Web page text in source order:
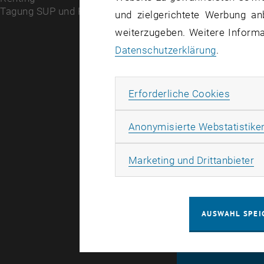
Tagung SUP und Raumplanung
Entlang
jährlich
fanden in
werden
© TU Wien#
und zielgerichtete Werbung
weiterzugeben. Weitere
Datenschutzerklärung.
Erforderliche Cookies
Anonymisierte
Marketing und Drittanbieter
AUSWAHL